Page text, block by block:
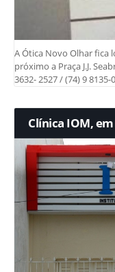
A Ótica Novo Olhar fica
próximo a Praça J.J.
3632- 2527 / (74) 9
Clínica IOM,